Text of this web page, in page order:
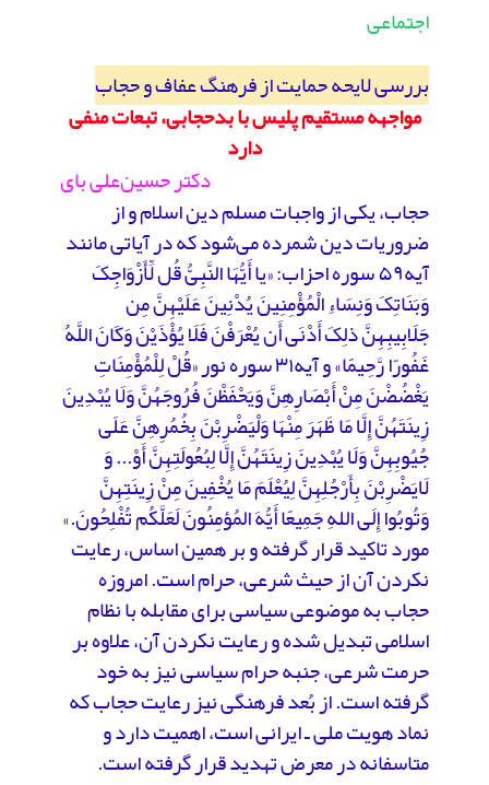
اجتماعی
بررسی لایحه حمایت از فرهنگ عفاف و حجاب
مواجهه مستقیم پلیس با بدحجابی، تبعات منفی
دارد
دکتر حسین‌علی بای
حجاب، یکی از واجبات مسلم دین اسلام و از
ضروریات دین شمرده می‌شود که در آیاتی مانند
آیه۵۹ سوره احزاب: «یا أَیُّهَا النَّبِیُّ قُل لِّأَزْوَاجِکَ
وَبَنَاتِکَ وَنِسَاءِ الْمُؤْمِنِینَ یُدْنِینَ عَلَیْهِنَّ مِن
جَلَابِیبِهِنَّ ذلِکَ أَدْنَى أَن یُعْرَفْنَ فَلَا یُؤْذَیْنَ وَکَانَ اللَّهُ
غَفُورًا رَّحِیمًا» و آیه۳۱ سوره نور «قُلْ لِلْمُؤْمِنَاتِ
یَغْضُضْنَ مِنْ أَبْصَارِهِنَّ وَیَحْفَظْنَ فُرُوجَهُنَّ وَلَا یُبْدِینَ
زِینَتَهُنَّ إِلَّا مَا ظَهَرَ مِنْهَا وَلْیَضْرِبْنَ بِخُمُرِهِنَّ عَلَى
جُیُوبِهِنَّ وَلَا یُبْدِینَ زِینَتَهُنَّ إِلَّا لِبُعُولَتِهِنَّ أَوْ... وَ
لَایَضْرِبْنَ بِأَرْجُلِهِنَّ لِیُعْلَمَ مَا یُخْفِینَ مِنْ زِینَتِهِنَّ
وَتُوبُوا إِلَى اللهِ جَمِیعًا أَیُّهَ المُؤمِنُونَ لَعَلَّکُم تُفْلِحُونَ.»
مورد تاکید قرار گرفته و بر همین اساس، رعایت
نکردن آن از حیث شرعی، حرام است. امروزه
حجاب به موضوعی سیاسی برای مقابله با نظام
اسلامی تبدیل شده و رعایت نکردن آن، علاوه بر
حرمت شرعی، جنبه حرام سیاسی نیز به خود
گرفته است. از بُعد فرهنگی نیز رعایت حجاب که
نماد هویت ملی ـ ایرانی است، اهمیت دارد و
متاسفانه در معرض تهدید قرار گرفته است.